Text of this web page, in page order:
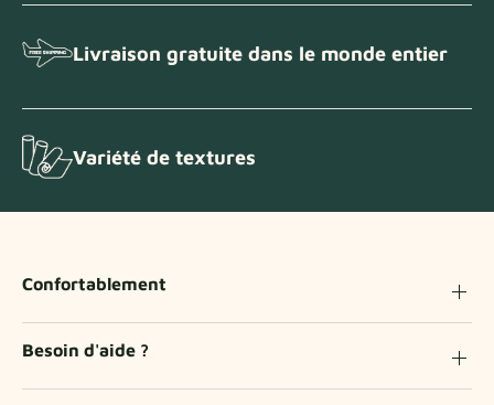
Livraison gratuite dans le monde entier
Variété de textures
Confortablement
Besoin d'aide ?